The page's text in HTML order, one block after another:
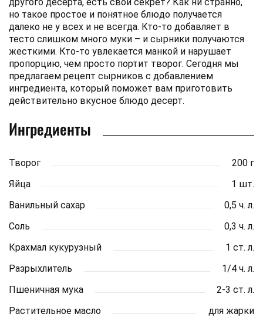
но такое простое и понятное блюдо получается
далеко не у всех и не всегда. Кто-то добавляет в
тесто слишком много муки – и сырники получаются
жесткими. Кто-то увлекается манкой и нарушает
пропорцию, чем просто портит творог. Сегодня мы
предлагаем рецепт сырников с добавлением
ингредиента, который поможет вам приготовить
действительно вкусное блюдо десерт.
Ингредиенты
Творог
200 г
Яйца
1 шт.
Ванильный сахар
0,5 ч. л.
Соль
0,3 ч. л.
Крахмал кукурузный
1 ст. л.
Разрыхлитель
1/4 ч. л.
Пшеничная мука
2-3 ст. л.
Растительное масло
для жарки